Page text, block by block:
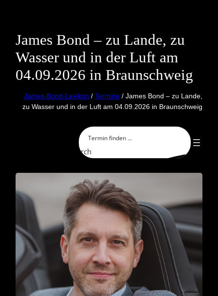
contentJames Bond – zu Lande, zu
Wasser und in der Luft am
04.09.2026 in Braunschweig
James-Bond-Lexikon / Termine / James Bond – zu Lande,
zu Wasser und in der Luft am 04.09.2026 in Braunschweig
Search